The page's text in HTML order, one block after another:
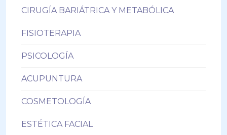
CIRUGÍA BARIÁTRICA Y METABÓLICA
FISIOTERAPIA
PSICOLOGÍA
ACUPUNTURA
COSMETOLOGÍA
ESTÉTICA FACIAL